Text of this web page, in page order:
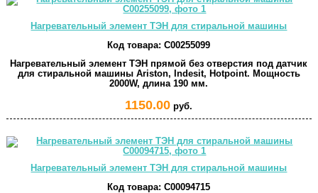
Нагревательный элемент ТЭН для стиральной машины
Код товара: C00255099
Нагревательный элемент ТЭН прямой без отверстия под датчик
для стиральной машины Ariston, Indesit, Hotpoint. Мощность
2000W, длина 190 мм.
1150.00 руб.
Нагревательный элемент ТЭН для стиральной машины
Код товара: C00094715